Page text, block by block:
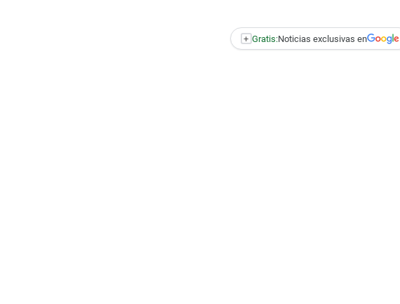
+ Gratis:Noticias exclusivas en